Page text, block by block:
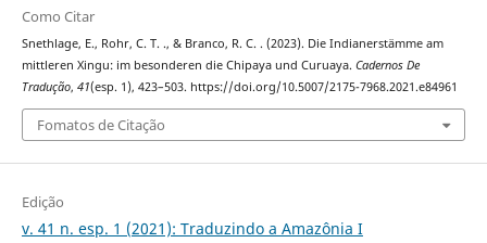
Como Citar
Snethlage, E., Rohr, C. T. ., & Branco, R. C. . (2023). Die Indianerstämme am
mittleren Xingu: im besonderen die Chipaya und Curuaya. Cadernos De
Tradução, 41(esp. 1), 423–503. https://doi.org/10.5007/2175-7968.2021.e84961
Fomatos de Citação
Edição
v. 41 n. esp. 1 (2021): Traduzindo a Amazônia I